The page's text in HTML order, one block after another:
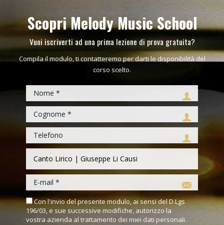
Scopri Melody Music School
Vuoi iscriverti ad una prima lezione di prova gratuita?
Compila il modulo, ti contatteremo per darti le disponibilità del
corso scelto.
Con l'invio del presente modulo, ai sensi del D.Lgs
196/03, e sue successive modifiche, autorizzo la
vostra azienda al trattamento dei miei dati personali.